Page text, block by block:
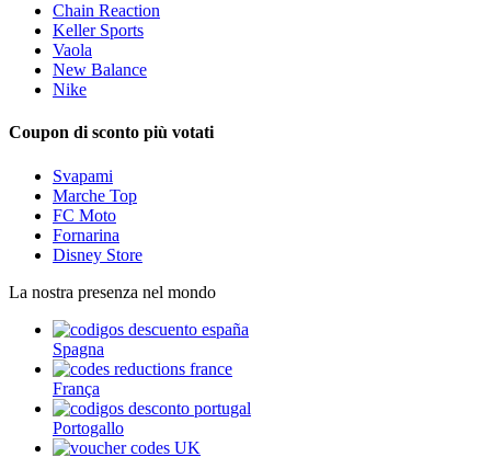
Chain Reaction
Keller Sports
Vaola
New Balance
Nike
Coupon di sconto più votati
Svapami
Marche Top
FC Moto
Fornarina
Disney Store
La nostra presenza nel mondo
Spagna
França
Portogallo